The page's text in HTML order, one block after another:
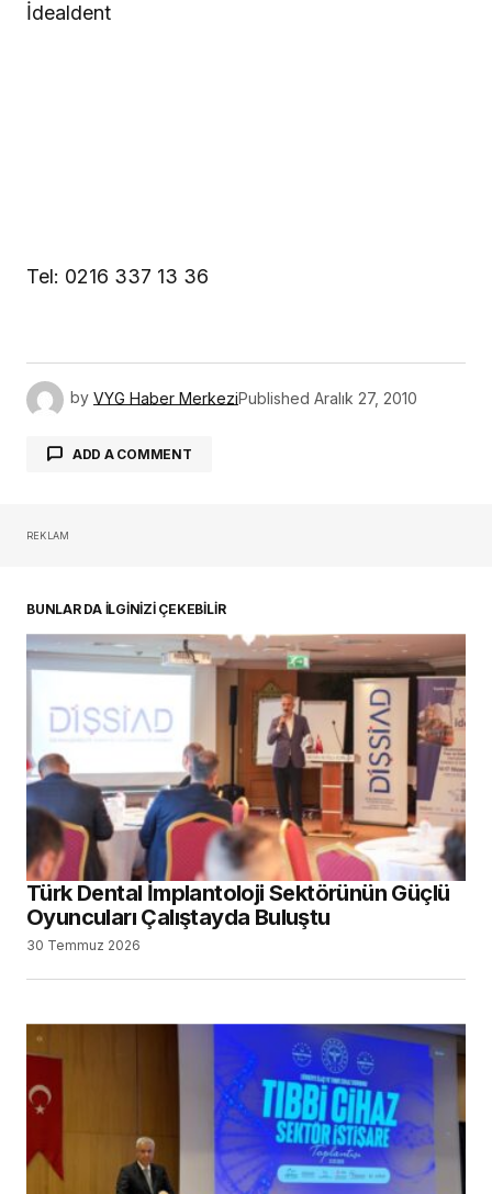
İdealdent
Tel: 0216 337 13 36
by VYG Haber MerkeziPublished Aralık 27, 2010
ADD A COMMENT
REKLAM
BUNLAR DA İLGİNİZİ ÇEKEBİLİR
Türk Dental İmplantoloji Sektörünün Güçlü
Oyuncuları Çalıştayda Buluştu
30 Temmuz 2026